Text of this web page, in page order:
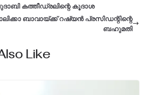
കത്തീഡ്രലിന്റെ കൂദാശ
ബാവായ്ക്ക് റഷ്യൻ പ്രസിഡന്റിന്റെ
ബഹുമതി
Like